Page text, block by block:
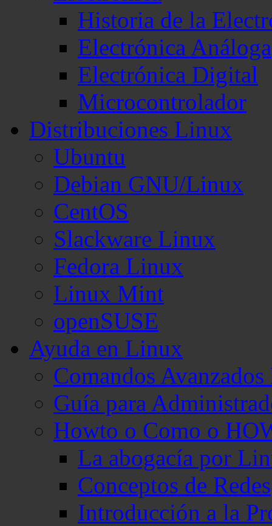
Historia de la
Electrónica Análoga
Electrónica Digital
Microcontrolador
Distribuciones Linux
Ubuntu
Debian GNU/Linux
CentOS
Slackware Linux
Fedora Linux
Linux Mint
openSUSE
Ayuda en Linux
Comandos
Guía para
Howto o Como o
La abogacía por
Conceptos de Redes
Introducción a la